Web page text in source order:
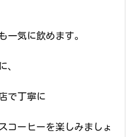
一気に飲めます。
、
で丁寧に
コーヒーを楽しみましょ